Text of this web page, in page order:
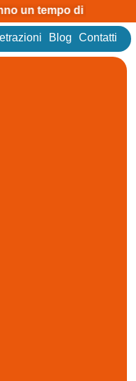
di attesa di 40
Blog Contatti